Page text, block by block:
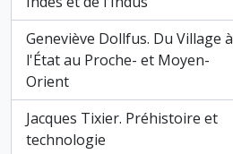
Geneviève Dollfus. Du Village à
l'État au Proche- et Moyen-
Orient
, 12 résultats
Jacques Tixier. Préhistoire et
technologie
, 11 résultats